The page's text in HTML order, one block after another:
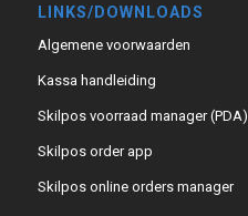
LINKS/DOWNLOADS
Algemene voorwaarden
Kassa handleiding
Skilpos voorraad manager (PDA)
Skilpos order app
Skilpos online orders manager